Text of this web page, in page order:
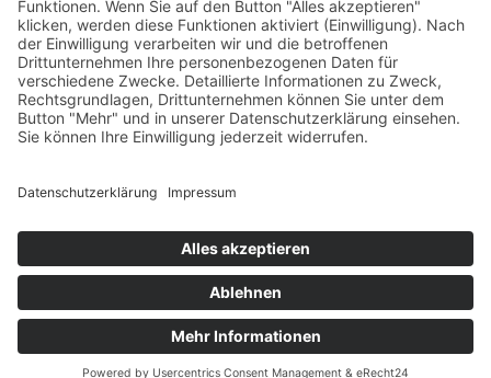
28. JULI 2023 FAMILIE,KREIS OLPE,MENTALES
VONKAI KLEINEHOLLENHORST
Ein Growth Mindset bei Kindern hat viele Vorteile. Es hilft ihnen,
Selbstvertrauen aufzubauen und ihre Fähigkeiten zu erweitern.
ETHISCHE GRUNDLAGEN
DATENSCHUTZERKLÄRUNG
Datenschutzerklärung/ Gesundheitswelt © 2024